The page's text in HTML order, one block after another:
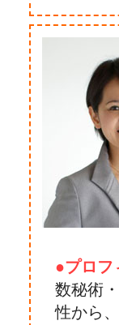
●プロフ
数秘術
性から